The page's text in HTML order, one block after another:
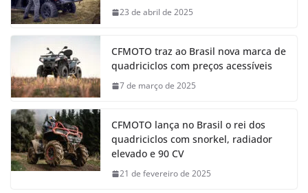
23 de abril de 2025
CFMOTO traz ao Brasil nova marca de
quadriciclos com preços acessíveis
7 de março de 2025
CFMOTO lança no Brasil o rei dos
quadriciclos com snorkel, radiador
elevado e 90 CV
21 de fevereiro de 2025